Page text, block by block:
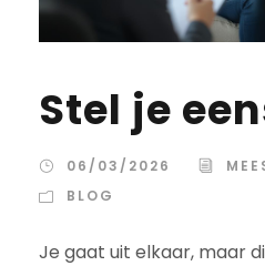
Stel je
06/03/2026
BLOG
Je gaat uit elkaar, maar